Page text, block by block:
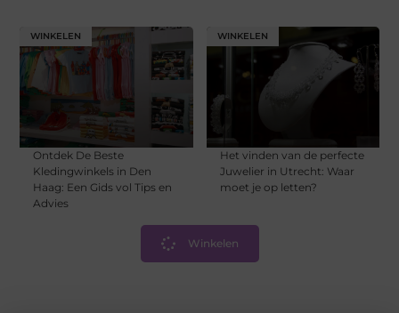
WINKELEN
Ontdek De Beste
Kledingwinkels in Den
Haag: Een Gids vol Tips en
Advies
WINKELEN
Het vinden van de perfecte
Juwelier in Utrecht: Waar
moet je op letten?
Winkelen